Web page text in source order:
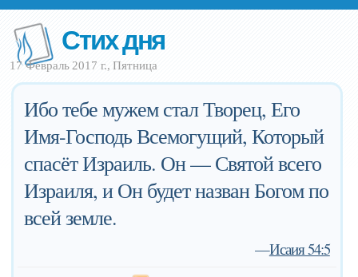
Стих дня
17 Февраль 2017 г., Пятница
Ибо тебе мужем стал Творец, Его
Имя-Господь Всемогущий, Который
спасёт Израиль. Он — Святой всего
Израиля, и Он будет назван Богом по
всей земле.
—Исаия 54:5